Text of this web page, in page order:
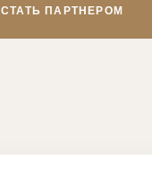
СТАТЬ ПАРТНЕРОМ